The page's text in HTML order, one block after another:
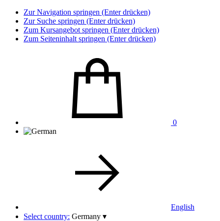
Zur Navigation springen (Enter drücken)
Zur Suche springen (Enter drücken)
Zum Kursangebot springen (Enter drücken)
Zum Seiteninhalt springen (Enter drücken)
0
English
Select country: Germany ▾